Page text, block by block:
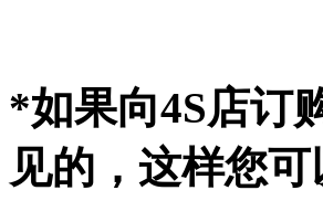
*如果向4S店订
见的，这样您